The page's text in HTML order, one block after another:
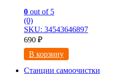
0 out of 5
(0)
SKU: 34543646897
690 ₽
В корзину
Станции самоочистки